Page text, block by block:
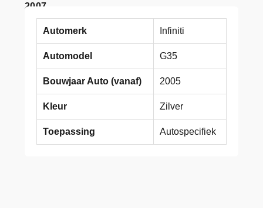
2007
Automerk Infiniti
Automodel G35
Bouwjaar Auto (vanaf) 2005
Kleur Zilver
Toepassing Autospecifiek